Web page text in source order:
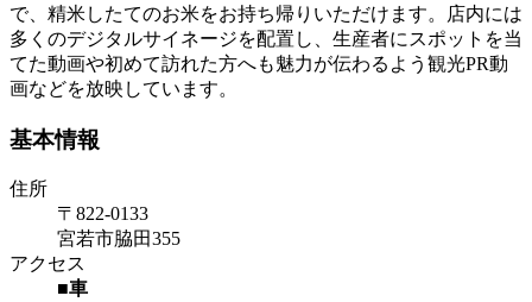
で、精米したてのお米をお持ち帰りいただけます。店内には
多くのデジタルサイネージを配置し、生産者にスポットを当
てた動画や初めて訪れた方へも魅力が伝わるよう観光PR動
画などを放映しています。
基本情報
住所
〒822-0133
宮若市脇田355
アクセス
■車